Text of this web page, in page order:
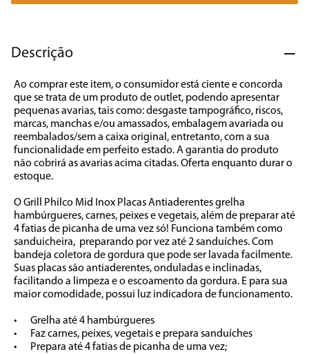
Descrição
Ao comprar este item, o consumidor está ciente e concorda
que se trata de um produto de outlet, podendo apresentar
pequenas avarias, tais como: desgaste tampográfico, riscos,
marcas, manchas e/ou amassados, embalagem avariada ou
reembalados/sem a caixa original, entretanto, com a sua
funcionalidade em perfeito estado. A garantia do produto
não cobrirá as avarias acima citadas. Oferta enquanto durar o
estoque.
O Grill Philco Mid Inox Placas Antiaderentes grelha
hambúrgueres, carnes, peixes e vegetais, além de preparar até
4 fatias de picanha de uma vez só! Funciona também como
sanduicheira,  preparando por vez até 2 sanduíches. Com
bandeja coletora de gordura que pode ser lavada facilmente.
Suas placas são antiaderentes, onduladas e inclinadas,
facilitando a limpeza e o escoamento da gordura. E para sua
maior comodidade, possui luz indicadora de funcionamento.
•	Grelha até 4 hambúrgueres
•	Faz carnes, peixes, vegetais e prepara sanduíches
•	Prepara até 4 fatias de picanha de uma vez;
7º caixa som
9º forno
10º ventilador